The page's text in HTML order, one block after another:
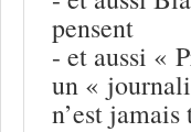
pensent
- et aussi «
un «
n’est